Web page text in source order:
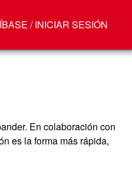
/ INICIAR SESIÓN
En colaboración con
es la forma más rápida,